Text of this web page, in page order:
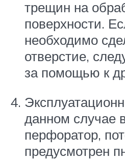
трещин на
поверхности.
необходимо
отверстие,
за помощью к
данном случае
перфоратор,
предусмотрен